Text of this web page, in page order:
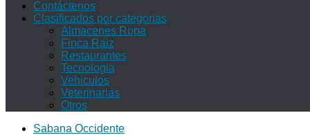
Contáctenos
Clasificados por categorias
Almacenes Ropa
Finca Raiz
Restaurantes
Tecnologia
Vehiculos
Veterinarias
Otros
Sabana Occidente